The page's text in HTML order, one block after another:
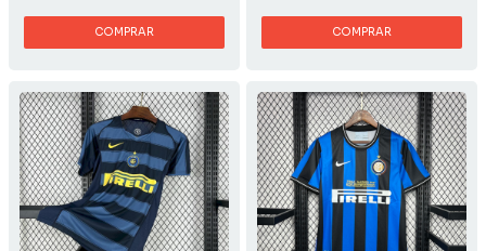
COMPRAR COMPRAR